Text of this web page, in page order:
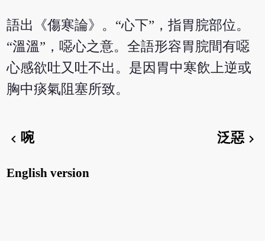
語出《傷寒論》。“心下”，指胃脘部位。
“溫溫”，噁心之意。全語形容胃脘間有噁
心感欲吐又吐不出。是因胃中寒飲上逆或
胸中痰氣阻塞所致。
chevron_left啘 泛惡chevron_right
English version